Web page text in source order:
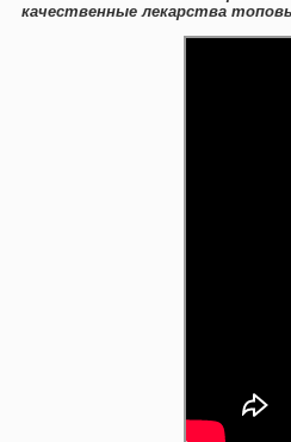
качественные лекарства